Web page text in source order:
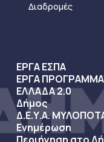
Διαδρομές
ΕΡΓΑ ΕΣΠΑ
ΕΡΓΑ
ΕΛΛΑΔΑ 2.0
Δήμος
Δ.Ε.Υ.Α.
Ενημέρωση